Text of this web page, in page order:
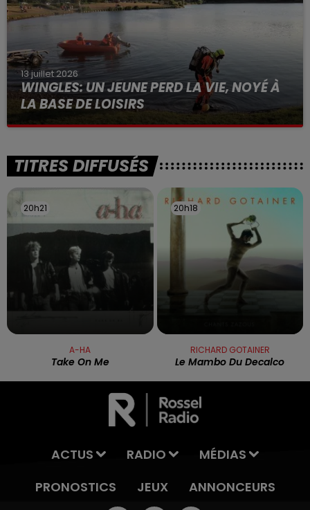
13 juillet 2026
WINGLES: UN JEUNE PERD LA VIE, NOYÉ À
LA BASE DE LOISIRS
La victime a coulé à pic
TITRES DIFFUSÉS
20h21
20h21
A-HA
Take On Me
20h18
20h18
RICHARD GOTAINER
Le Mambo Du Decalco
ACTUS RADIO
MÉDIAS
PRONOSTICS
JEUX ANNONCEURS